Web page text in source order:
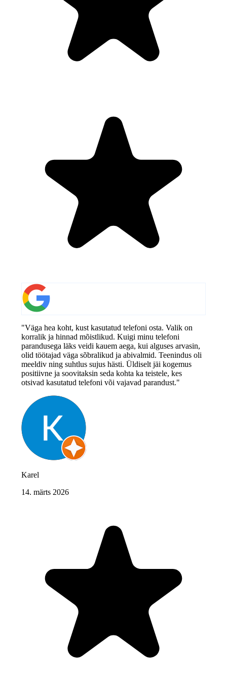
"Väga hea koht, kust kasutatud telefoni osta. Valik on
korralik ja hinnad mõistlikud. Kuigi minu telefoni
parandusega läks veidi kauem aega, kui alguses arvasin,
olid töötajad väga sõbralikud ja abivalmid. Teenindus oli
meeldiv ning suhtlus sujus hästi. Üldiselt jäi kogemus
positiivne ja soovitaksin seda kohta ka teistele, kes
otsivad kasutatud telefoni või vajavad parandust."
Karel
14. märts 2026